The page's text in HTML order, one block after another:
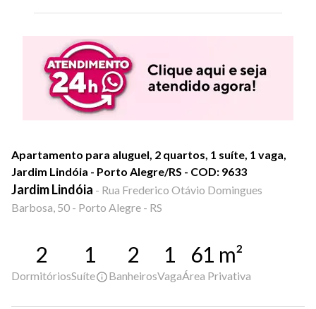
Apartamento para aluguel, 2 quartos, 1 suíte, 1 vaga,
Jardim Lindóia - Porto Alegre/RS - COD: 9633
Jardim Lindóia - Rua Frederico Otávio Domingues
Barbosa, 50 - Porto Alegre - RS
2
Dormitórios
1
Suíte
2
Banheiros
1
Vaga
61 m²
Área Privativa